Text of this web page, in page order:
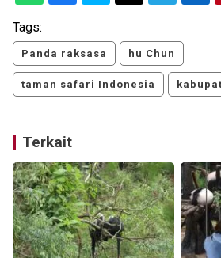
Tags:
Panda raksasa hu Chun
taman safari Indonesia
Terkait